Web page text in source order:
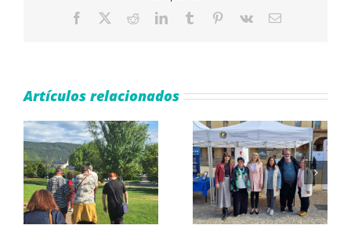
Facebook RedditLinkedInTumblr Pinterest
Vk
Correo
Artículos relacionados
ASAPME Aragón
divulga su trabajo en
Zaragoza, Sabiñánigo
y Casetas
El IV Ciclo de Salud
Mental Infantojuvenil
aborda el fenómeno
del bullying